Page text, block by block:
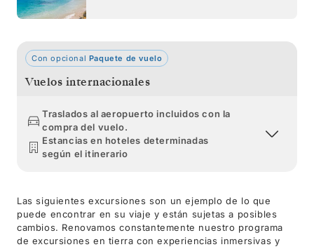
Con opcional Paquete de vuelo
Vuelos internacionales
Traslados al aeropuerto incluidos con la
compra del vuelo.
Estancias en hoteles determinadas
según el itinerario
Las siguientes excursiones son un ejemplo de lo que
puede encontrar en su viaje y están sujetas a posibles
cambios. Renovamos constantemente nuestro programa
de excursiones en tierra con experiencias inmersivas y